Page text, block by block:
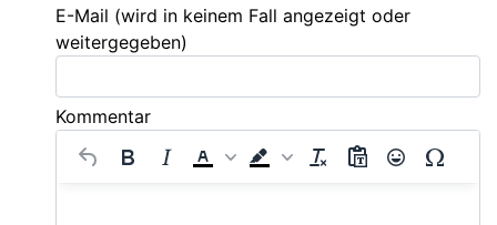
E-Mail (wird in keinem Fall angezeigt oder
weitergegeben)
Kommentar